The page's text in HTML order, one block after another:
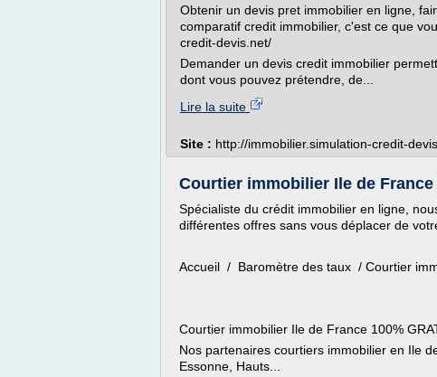
Obtenir un devis pret immobilier en ligne,
comparatif credit immobilier, c'est ce que
credit-devis.net/
Demander un devis credit immobilier
dont vous pouvez prétendre, de...
Lire la suite
Site : http://immobilier.simulation-credit-
Courtier immobilier Ile de France
Spécialiste du crédit immobilier en ligne,
différentes offres sans vous déplacer de
Accueil / Baromètre des taux / Courtier
Courtier immobilier Ile de France 100%
Nos partenaires courtiers immobilier en Ile
Essonne, Hauts...